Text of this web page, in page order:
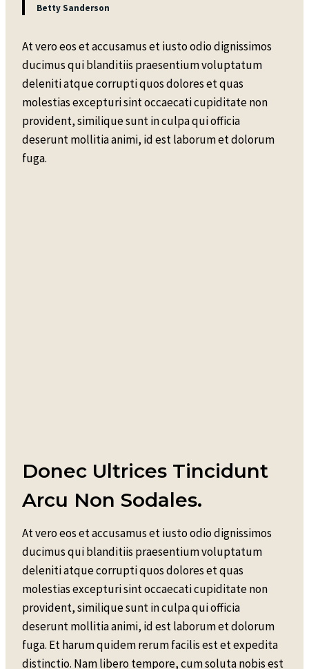
Betty Sanderson
At vero eos et accusamus et iusto odio dignissimos
ducimus qui blanditiis praesentium voluptatum
deleniti atque corrupti quos dolores et quas
molestias excepturi sint occaecati cupiditate non
provident, similique sunt in culpa qui officia
deserunt mollitia animi, id est laborum et dolorum
fuga.
Donec Ultrices Tincidunt
Arcu Non Sodales.
At vero eos et accusamus et iusto odio dignissimos
ducimus qui blanditiis praesentium voluptatum
deleniti atque corrupti quos dolores et quas
molestias excepturi sint occaecati cupiditate non
provident, similique sunt in culpa qui officia
deserunt mollitia animi, id est laborum et dolorum
fuga. Et harum quidem rerum facilis est et expedita
distinctio. Nam libero tempore, cum soluta nobis est